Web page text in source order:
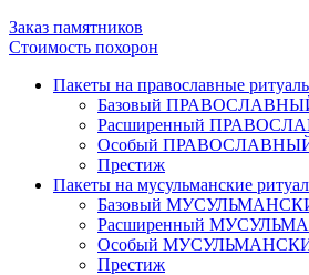
Заказ памятников
Стоимость похорон
Пакеты на православные
Базовый
Расширенный
Особый
Престиж
Пакеты на мусульманские
Базовый
Расширенный
Особый
Престиж